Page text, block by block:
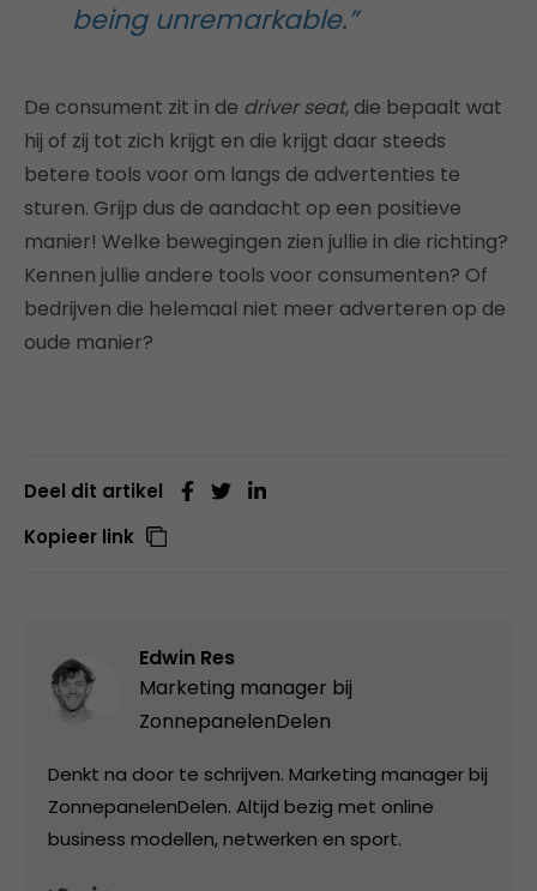
being unremarkable.”
De consument zit in de driver seat, die bepaalt wat
hij of zij tot zich krijgt en die krijgt daar steeds
betere tools voor om langs de advertenties te
sturen. Grijp dus de aandacht op een positieve
manier! Welke bewegingen zien jullie in die richting?
Kennen jullie andere tools voor consumenten? Of
bedrijven die helemaal niet meer adverteren op de
oude manier?
Deel dit artikel
Kopieer link
Edwin Res
Marketing manager bij
ZonnepanelenDelen
Denkt na door te schrijven. Marketing manager bij
ZonnepanelenDelen. Altijd bezig met online
business modellen, netwerken en sport.